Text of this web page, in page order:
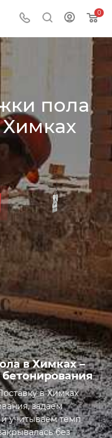
0
пола
Химках
ЦЕНА
в Химках –
в Химках
задаём
учитываем темп
без